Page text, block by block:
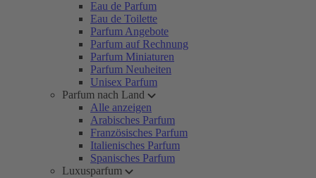
Eau de Parfum
Eau de Toilette
Parfum Angebote
Parfum auf Rechnung
Parfum Miniaturen
Parfum Neuheiten
Unisex Parfum
Parfum nach Land
Alle anzeigen
Arabisches Parfum
Französisches Parfum
Italienisches Parfum
Spanisches Parfum
Luxusparfum